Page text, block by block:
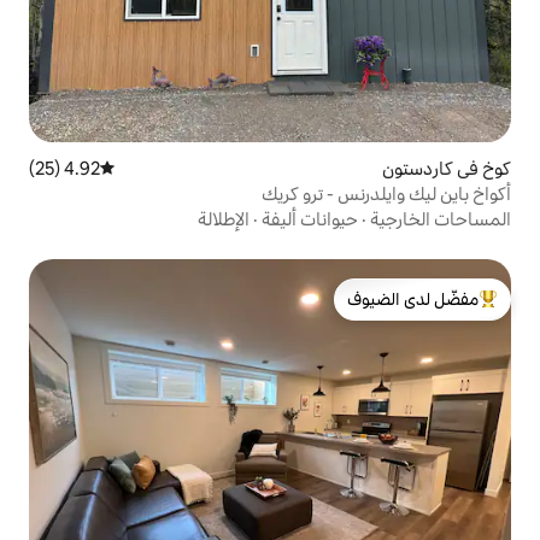
ترو كريك
أليفة·الإطلالة
الضيوف